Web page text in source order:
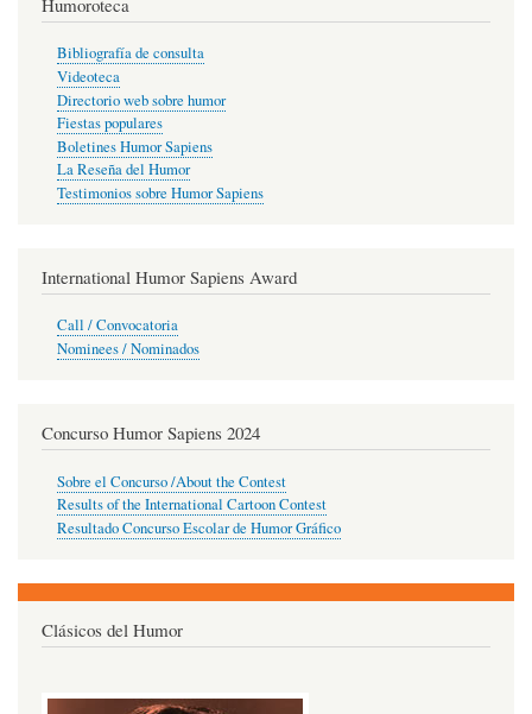
Bibliografía de consulta
Videoteca
Directorio web sobre humor
Fiestas populares
Boletines Humor Sapiens
La Reseña del Humor
Testimonios sobre Humor Sapiens
International Humor Sapiens Award
Call / Convocatoria
Nominees / Nominados
Concurso Humor Sapiens 2024
Sobre el Concurso /About the Contest
Results of the International Cartoon Contest
Resultado Concurso Escolar de Humor Gráfico
Clásicos del Humor